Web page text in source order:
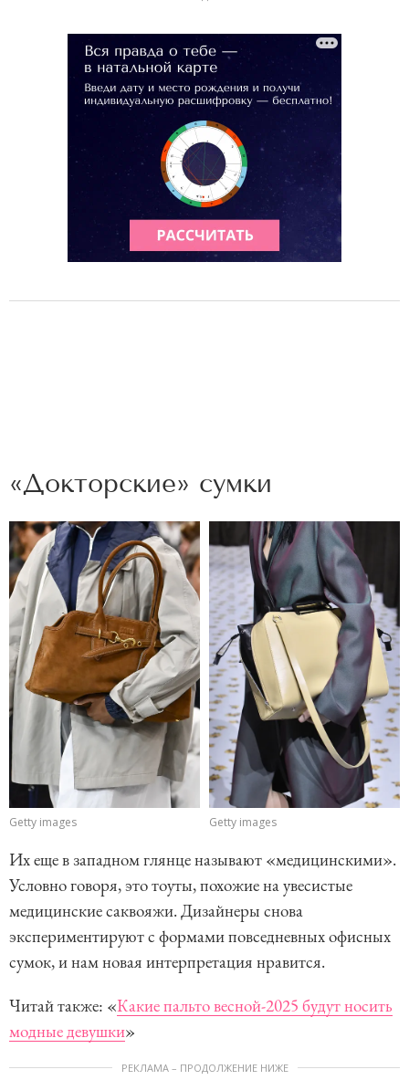
«Докторские» сумки
Getty images Getty images
Их еще в западном глянце называют «медицинскими».
Условно говоря, это тоуты, похожие на увесистые
медицинские саквояжи. Дизайнеры снова
экспериментируют с формами повседневных офисных
сумок, и нам новая интерпретация нравится.
Читай также: «Какие пальто весной-2025 будут носить
модные девушки»
РЕКЛАМА – ПРОДОЛЖЕНИЕ НИЖЕ